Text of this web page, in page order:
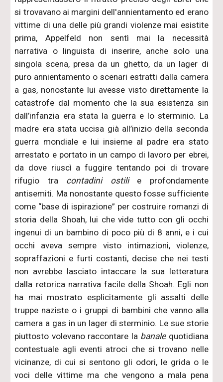
si trovavano ai margini dell'annientamento ed erano
vittime di una delle più grandi violenze mai esistite
prima, Appelfeld non sentì mai la necessità
narrativa o linguista di inserire, anche solo una
singola scena, presa da un ghetto, da un lager di
puro annientamento o scenari estratti dalla camera
a gas, nonostante lui avesse visto direttamente la
catastrofe dal momento che la sua esistenza sin
dall’infanzia era stata la guerra e lo sterminio. La
madre era stata uccisa già all’inizio della seconda
guerra mondiale e lui insieme al padre era stato
arrestato e portato in un campo di lavoro per ebrei,
da dove riuscì a fuggire tentando poi di trovare
rifugio tra contadini ostilie profondamente
antisemiti. Ma nonostante questo fosse sufficiente
come “base di ispirazione” per costruire romanzi di
storia della Shoah, lui che vide tutto con gli occhi
ingenui di un bambino di poco più di 8 anni, e i cui
occhi aveva sempre visto intimazioni, violenze,
sopraffazioni e furti costanti, decise che nei testi
non avrebbe lasciato intaccare la sua letteratura
dalla retorica narrativa facile della Shoah. Egli non
ha mai mostrato esplicitamente gli assalti delle
truppe naziste o i gruppi di bambini che vanno alla
camera a gas in un lager di sterminio. Le sue storie
piuttosto volevano raccontare la banalequotidiana
contestuale agli eventi atroci che si trovano nelle
vicinanze, di cui si sentono gli odori, le grida o le
voci delle vittime ma che vengono a mala pena